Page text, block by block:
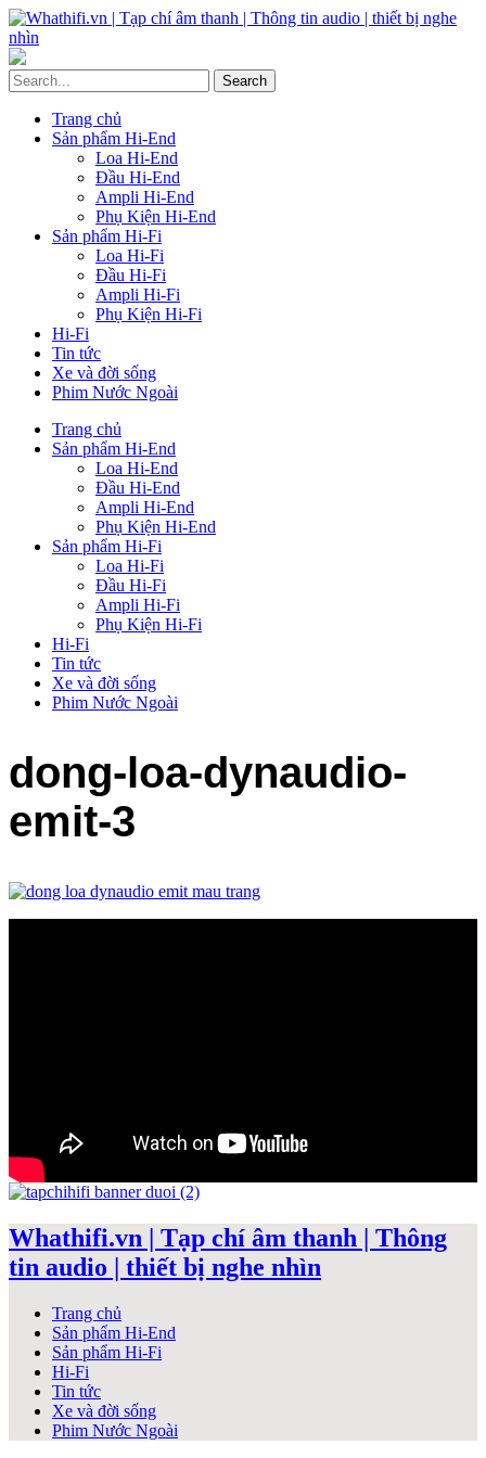
Trang chủ
Sản phẩm Hi-End
Loa Hi-End
Đầu Hi-End
Ampli Hi-End
Phụ Kiện Hi-End
Sản phẩm Hi-Fi
Loa Hi-Fi
Đầu Hi-Fi
Ampli Hi-Fi
Phụ Kiện Hi-Fi
Hi-Fi
Tin tức
Xe và đời sống
Phim Nước Ngoài
Trang chủ
Sản phẩm Hi-End
Loa Hi-End
Đầu Hi-End
Ampli Hi-End
Phụ Kiện Hi-End
Sản phẩm Hi-Fi
Loa Hi-Fi
Đầu Hi-Fi
Ampli Hi-Fi
Phụ Kiện Hi-Fi
Hi-Fi
Tin tức
Xe và đời sống
Phim Nước Ngoài
dong-loa-dynaudio-
emit-3
Whathifi.vn | Tạp chí âm thanh | Thông
tin audio | thiết bị nghe nhìn
Trang chủ
Sản phẩm Hi-End
Sản phẩm Hi-Fi
Hi-Fi
Tin tức
Xe và đời sống
Phim Nước Ngoài